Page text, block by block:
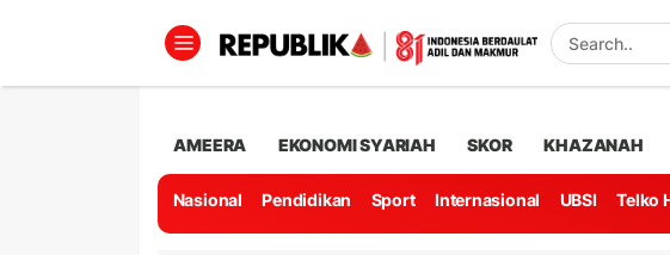
AMEERA EKONOMI SYARIAH SKOR KHAZANAH
Nasional Pendidikan Sport Internasional UBSI Telko